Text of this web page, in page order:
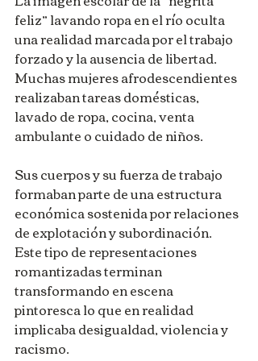
feliz” lavando ropa en el río oculta
una realidad marcada por el trabajo
forzado y la ausencia de libertad.
Muchas mujeres afrodescendientes
realizaban tareas domésticas,
lavado de ropa, cocina, venta
ambulante o cuidado de niños.
Sus cuerpos y su fuerza de trabajo
formaban parte de una estructura
económica sostenida por relaciones
de explotación y subordinación.
Este tipo de representaciones
romantizadas terminan
transformando en escena
pintoresca lo que en realidad
implicaba desigualdad, violencia y
racismo.